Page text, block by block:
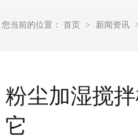
您当前的位置： 首页 > 新闻资讯
粉尘加湿搅
它